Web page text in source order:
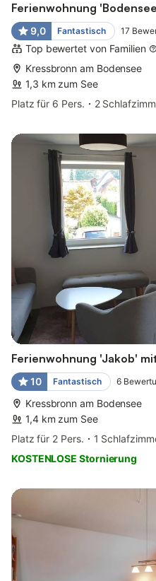
Ferienwohnung
9,0 Fantastisch 17
Top bewertet von Familien
Kressbronn am Bodensee
1,3 km zum See
Platz für 6 Pers.
2
Ferienwohnung 'Jakob'
10 Fantastisch 6
Kressbronn am Bodensee
1,4 km zum See
Platz für 2 Pers.
1
KOSTENLOSE Stornierung